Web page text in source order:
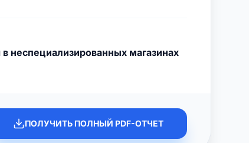
неспециализированных магазинах
ПОЛУЧИТЬ ПОЛНЫЙ PDF-ОТЧЕТ